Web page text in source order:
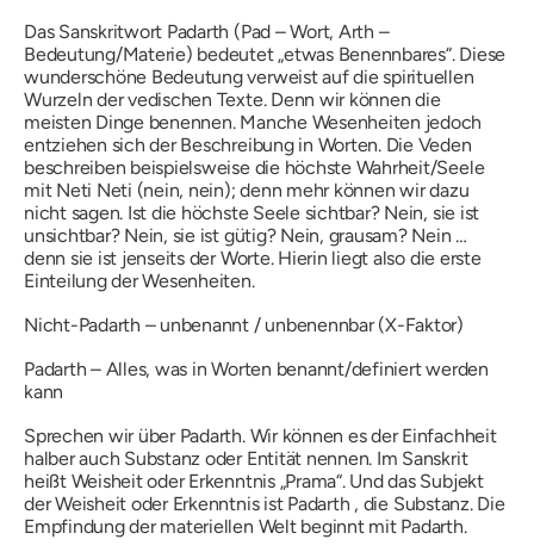
Das Sanskritwort Padarth (Pad – Wort, Arth –
Bedeutung/Materie) bedeutet „etwas Benennbares“. Diese
wunderschöne Bedeutung verweist auf die spirituellen
Wurzeln der vedischen Texte. Denn wir können die
meisten Dinge benennen. Manche Wesenheiten jedoch
entziehen sich der Beschreibung in Worten. Die Veden
beschreiben beispielsweise die höchste Wahrheit/Seele
mit Neti Neti (nein, nein); denn mehr können wir dazu
nicht sagen. Ist die höchste Seele sichtbar? Nein, sie ist
unsichtbar? Nein, sie ist gütig? Nein, grausam? Nein …
denn sie ist jenseits der Worte. Hierin liegt also die erste
Einteilung der Wesenheiten.
Nicht-Padarth – unbenannt / unbenennbar (X-Faktor)
Padarth – Alles, was in Worten benannt/definiert werden
kann
Sprechen wir über Padarth. Wir können es der Einfachheit
halber auch Substanz oder Entität nennen. Im Sanskrit
heißt Weisheit oder Erkenntnis „Prama“. Und das Subjekt
der Weisheit oder Erkenntnis ist Padarth , die Substanz. Die
Empfindung der materiellen Welt beginnt mit Padarth.